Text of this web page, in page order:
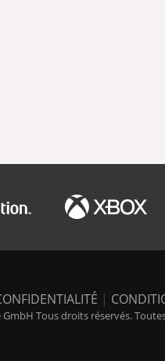
|
GmbH Tous droits réservés.